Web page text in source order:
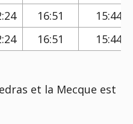
16:51
15:44
16:51 15:44
et la Mecque est